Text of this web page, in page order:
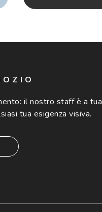
il nostro staff è a tua
tua esigenza visiva.